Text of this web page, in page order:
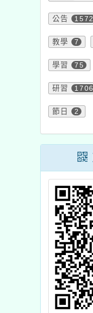
公告 1572
教學 7
學習 75
研習 1706
節日 2